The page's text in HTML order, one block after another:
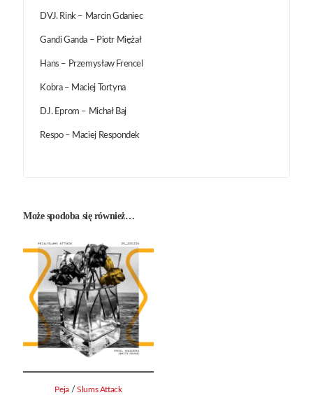
DVJ. Rink – Marcin Gdaniec
Gandi Ganda – Piotr Miężał
Hans – Przemysław Frencel
Kobra – Maciej Tortyna
DJ. Eprom – Michał Baj
Respo – Maciej Respondek
Może spodoba się również…
Peja / Slums Attack